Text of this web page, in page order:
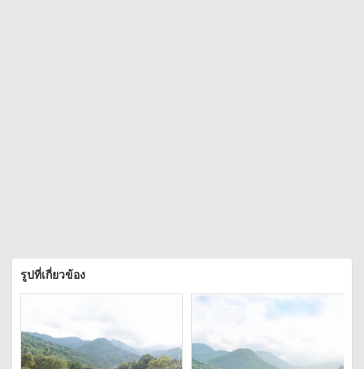
รูปที่เกี่ยวข้อง